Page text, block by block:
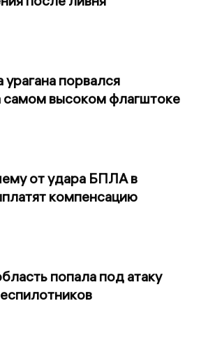
порвался
самом высоком флагштоке
от удара БПЛА в
компенсацию
попала под атаку